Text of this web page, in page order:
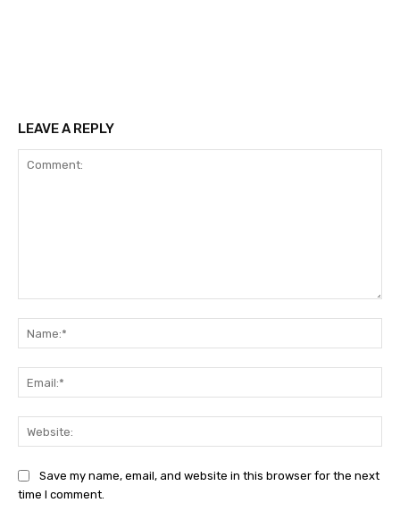
LEAVE A REPLY
Save my name, email, and website in this browser for the next
time I comment.